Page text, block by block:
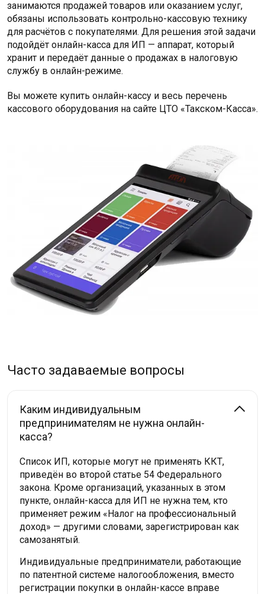
занимаются продажей товаров или оказанием услуг,
обязаны использовать контрольно-кассовую технику
для расчётов с покупателями. Для решения этой задачи
подойдёт онлайн-касса для ИП — аппарат, который
хранит и передаёт данные о продажах в налоговую
службу в онлайн-режиме.
Вы можете купить онлайн-кассу и весь перечень
кассового оборудования на сайте ЦТО «Такском-Касса».
Часто задаваемые вопросы
Каким индивидуальным
предпринимателям не нужна онлайн-
касса?
Список ИП, которые могут не применять ККТ,
приведён во второй статье 54 Федерального
закона. Кроме организаций, указанных в этом
пункте, онлайн-касса для ИП не нужна тем, кто
применяет режим «Налог на профессиональный
доход» — другими словами, зарегистрирован как
самозанятый.
Индивидуальные предприниматели, работающие
по патентной системе налогообложения, вместо
регистрации покупки в онлайн-кассе вправе